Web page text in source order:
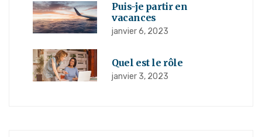
Puis-je partir en
vacances
janvier 6, 2023
Quel est le rôle
janvier 3, 2023